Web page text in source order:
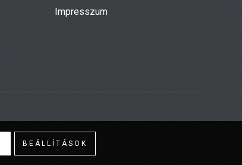
Impresszum
BEÁLLÍTÁSOK